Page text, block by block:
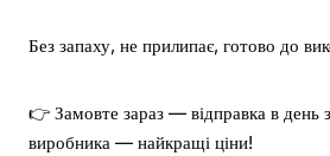
Без запаху, не прилипає, готово до
👉 Замовте зараз — відправка в день
виробника — найкращі ціни!